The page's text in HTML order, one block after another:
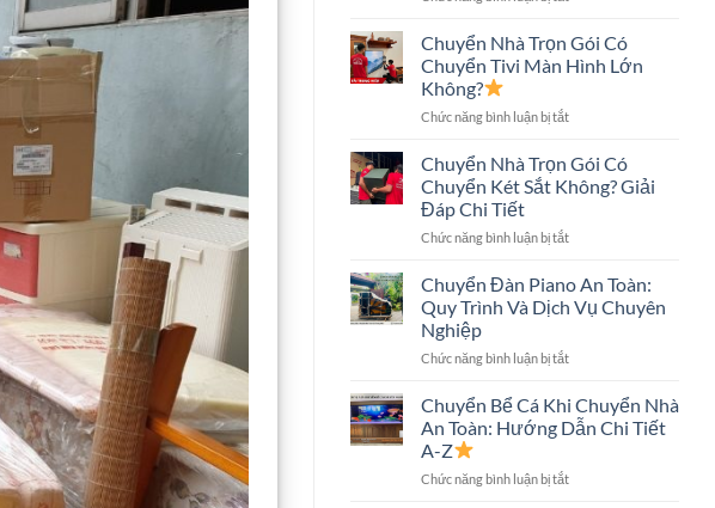
Toàn:
Điều
Biết
Lắp
Máy
Giặt
Chuyển
Đúng
Thuật,
Toàn
Chuyển Nhà Trọn Gói Có
Chuyển Tivi Màn Hình Lớn
Không?
Chức năng bình luận bị tắtở
Nhà
Trọn
Gói
Chuyển
Màn
Lớn
Chuyển Nhà Trọn Gói Có
Chuyển Két Sắt Không? Giải
Đáp Chi Tiết
Chức năng bình luận bị tắtở
Nhà
Trọn
Gói
Chuyển
Sắt
Không?
Giải
Chi
Chuyển Đàn Piano An Toàn:
Quy Trình Và Dịch Vụ Chuyên
Nghiệp
Chức năng bình luận bị tắtở
Đàn
Piano
An
Quy
Chuyển Bể Cá Khi Chuyển Nhà
An Toàn: Hướng Dẫn Chi Tiết
A-Z
Chức năng bình luận bị tắtở